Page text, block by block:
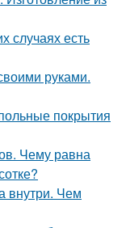
случаях есть
руками.
покрытия
Чему равна
внутри. Чем